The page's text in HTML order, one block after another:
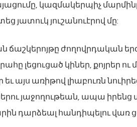
կազմակերպիչ
յատուկ յուշանուէրով մը:
ճաշկերոյթը ժողովրդական
լեցուցած կիներ, քոյրեր
այս առիթով լիաբուռն
յաջողութեան, ապա իրենց
դարձեալ հանդիպելու վառ